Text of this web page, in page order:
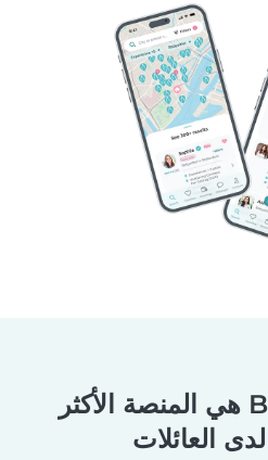
منصة Babysits هي المنصة الأكثر
العائلات